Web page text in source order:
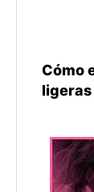
Cómo